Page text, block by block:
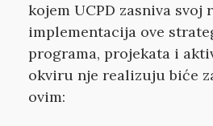
kojem UCPD zasniva svoj
implementacija ove
programa, projekata i
okviru nje realizuju biće
ovim: